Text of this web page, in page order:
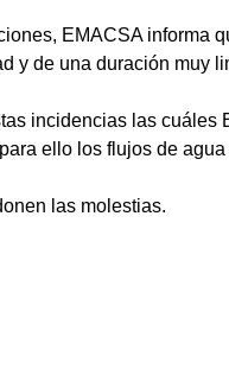
EMACSA informa
y de una duración muy
incidencias las
ello los flujos de
las molestias.